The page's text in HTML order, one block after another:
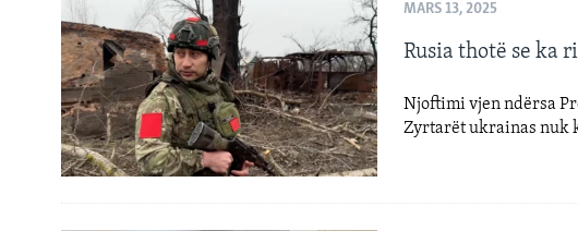
MARS 13, 2025
Rusia thotë se ka
Njoftimi vjen ndërsa
Zyrtarët ukrainas nuk